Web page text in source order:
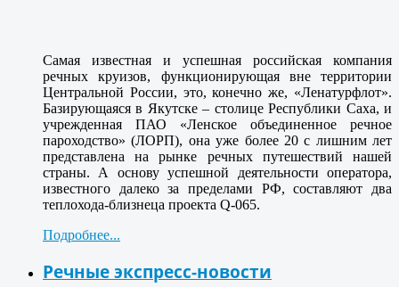
Самая известная и успешная российская компания
речных круизов, функционирующая вне территории
Центральной России, это, конечно же, «Ленатурфлот».
Базирующаяся в Якутске – столице Республики Саха, и
учрежденная ПАО «Ленское объединенное речное
пароходство» (ЛОРП), она уже более 20 с лишним лет
представлена на рынке речных путешествий нашей
страны. А основу успешной деятельности оператора,
известного далеко за пределами РФ, составляют два
теплохода-близнеца проекта Q-065.
Подробнее...
Речные экспресс-новости